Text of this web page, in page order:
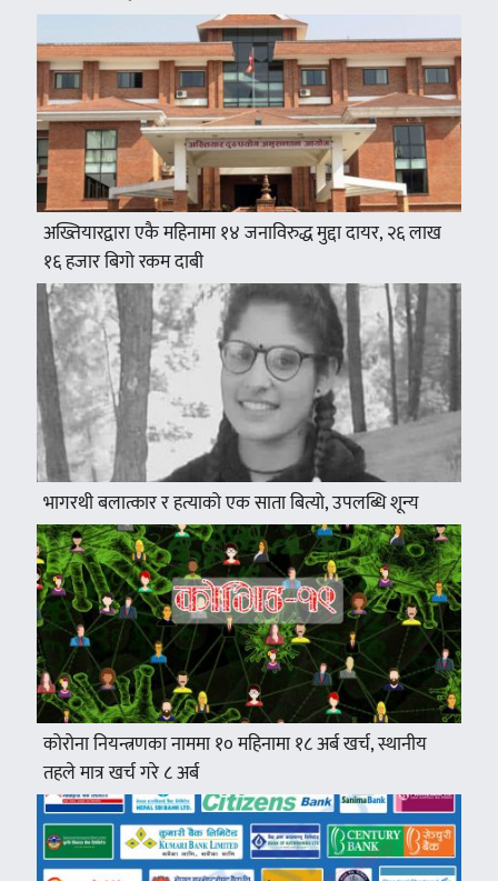
अख्तियारद्वारा एकै महिनामा १४ जनाविरुद्ध मुद्दा दायर, २६ लाख
१६ हजार बिगो रकम दाबी
भागरथी बलात्कार र हत्याको एक साता बित्यो, उपलब्धि शून्य
कोरोना नियन्त्रणका नाममा १० महिनामा १८ अर्ब खर्च, स्थानीय
तहले मात्र खर्च गरे ८ अर्ब